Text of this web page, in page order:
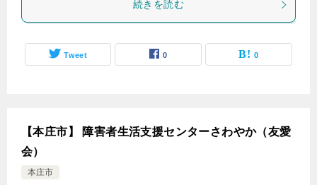
続きを読む
Tweet 0 0
【本庄市】 障害者生活支援センターさわやか（友愛
会）
本庄市